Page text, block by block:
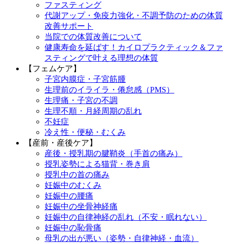
ファスティング
代謝アップ・免疫力強化・不調予防のための体質
改善サポート
当院での体質改善について
健康寿命を延ばす！カイロプラクティック＆ファ
スティングで叶える理想の体質
【フェムケア】
子宮内膜症・子宮筋腫
生理前のイライラ・倦怠感（PMS）
生理痛・子宮の不調
生理不順・月経周期の乱れ
不妊症
冷え性・便秘・むくみ
【産前・産後ケア】
産後・授乳期の腱鞘炎（手首の痛み）
授乳姿勢による猫背・巻き肩
授乳中の首の痛み
妊娠中のむくみ
妊娠中の腰痛
妊娠中の坐骨神経痛
妊娠中の自律神経の乱れ（不安・眠れない）
妊娠中の恥骨痛
母乳の出が悪い（姿勢・自律神経・血流）